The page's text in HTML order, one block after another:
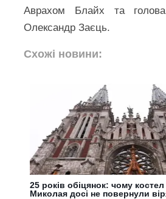
Аврахом Блайх та
Олександр Заєць.
Схожі новини:
25 років обіцянок: чому костел
Миколая досі не повернули